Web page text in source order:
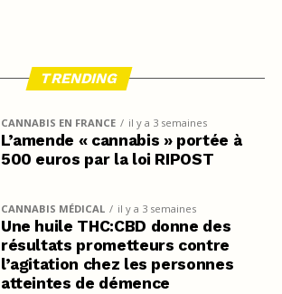
TRENDING
CANNABIS EN FRANCE il y a 3 semaines
L’amende « cannabis » portée à
500 euros par la loi RIPOST
CANNABIS MÉDICAL il y a 3 semaines
Une huile THC:CBD donne des
résultats prometteurs contre
l’agitation chez les personnes
atteintes de démence